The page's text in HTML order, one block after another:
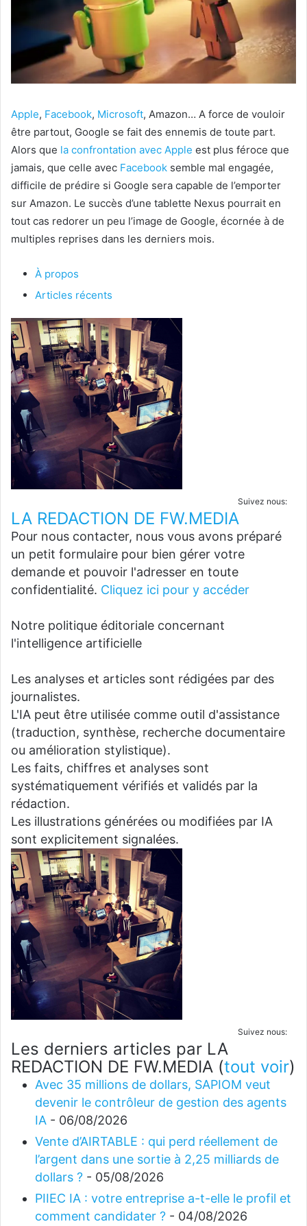
Apple, Facebook, Microsoft, Amazon… A force de vouloir
être partout, Google se fait des ennemis de toute part.
Alors que la confrontation avec Apple est plus féroce que
jamais, que celle avec Facebook semble mal engagée,
difficile de prédire si Google sera capable de l’emporter
sur Amazon. Le succès d’une tablette Nexus pourrait en
tout cas redorer un peu l’image de Google, écornée à de
multiples reprises dans les derniers mois.
À propos
Articles récents
Suivez nous:
LA REDACTION DE FW.MEDIA
Pour nous contacter, nous vous avons préparé
un petit formulaire pour bien gérer votre
demande et pouvoir l'adresser en toute
confidentialité. Cliquez ici pour y accéder
Notre politique éditoriale concernant
l'intelligence artificielle
Les analyses et articles sont rédigées par des
journalistes.
L'IA peut être utilisée comme outil d'assistance
(traduction, synthèse, recherche documentaire
ou amélioration stylistique).
Les faits, chiffres et analyses sont
systématiquement vérifiés et validés par la
rédaction.
Les illustrations générées ou modifiées par IA
sont explicitement signalées.
Suivez nous:
Les derniers articles par LA
REDACTION DE FW.MEDIA (tout voir)
Avec 35 millions de dollars, SAPIOM veut
devenir le contrôleur de gestion des agents
IA - 06/08/2026
Vente d’AIRTABLE : qui perd réellement de
l’argent dans une sortie à 2,25 milliards de
dollars ? - 05/08/2026
PIIEC IA : votre entreprise a-t-elle le profil et
comment candidater ? - 04/08/2026